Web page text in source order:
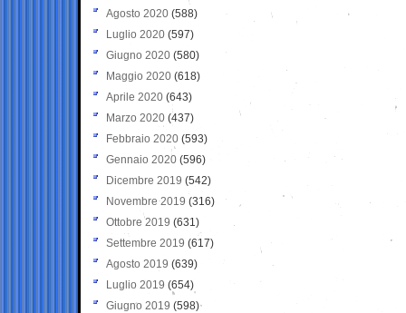
Agosto 2020 (588)
Luglio 2020 (597)
Giugno 2020 (580)
Maggio 2020 (618)
Aprile 2020 (643)
Marzo 2020 (437)
Febbraio 2020 (593)
Gennaio 2020 (596)
Dicembre 2019 (542)
Novembre 2019 (316)
Ottobre 2019 (631)
Settembre 2019 (617)
Agosto 2019 (639)
Luglio 2019 (654)
Giugno 2019 (598)